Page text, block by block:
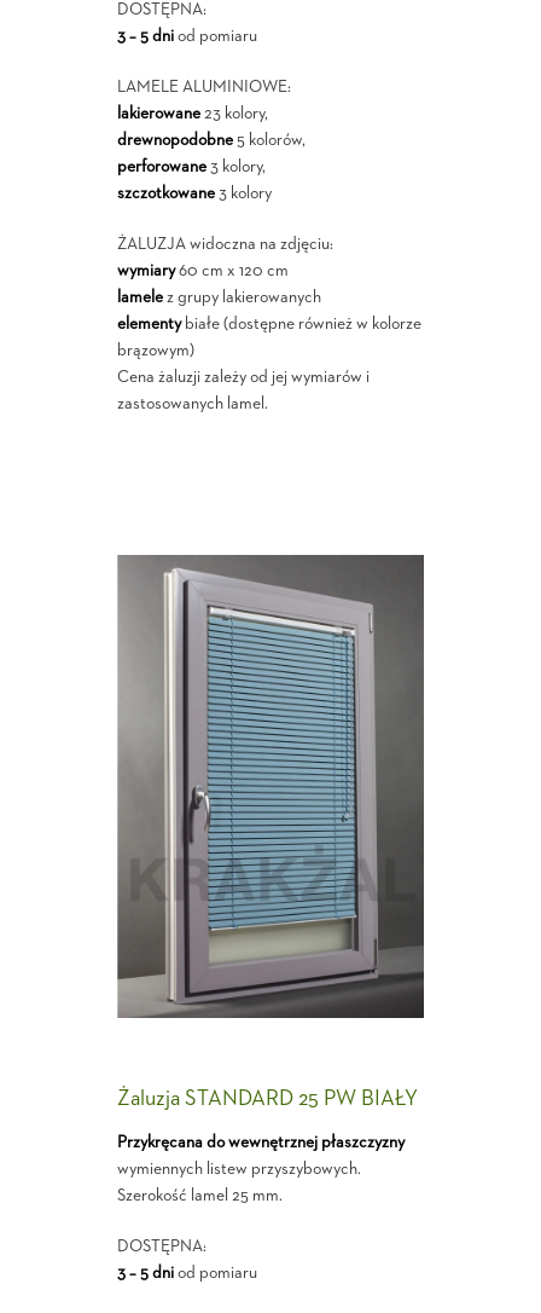
DOSTĘPNA:
3 – 5 dniod pomiaru
LAMELE ALUMINIOWE:
lakierowane23 kolory,
drewnopodobne5 kolorów,
perforowane3 kolory,
szczotkowane3 kolory
ŻALUZJA widoczna na zdjęciu:
wymiary60 cm x 120 cm
lamelez grupy lakierowanych
elementybiałe (dostępne również w kolorze
brązowym)
Cena żaluzji zależy od jej wymiarów i
zastosowanych lamel.
Żaluzja STANDARD 25 PW BIAŁY
Przykręcana do wewnętrznej płaszczyzny
wymiennych listew przyszybowych.
Szerokość lamel 25 mm.
DOSTĘPNA:
3 – 5 dniod pomiaru